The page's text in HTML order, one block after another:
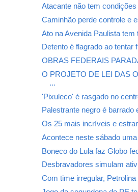
Atacante não tem
Caminhão perde controle e
Ato na Avenida Paulista tem
Detento é flagrado ao tentar
OBRAS FEDERAIS
O PROJETO DE LEI DAS
...
'Pixuleco' é rasgado no
Palestrante negro é barrado
Os 25 mais incríveis e
Acontece neste sábado
Boneco do Lula faz Globo
Desbravadores simulam
Com time irregular,